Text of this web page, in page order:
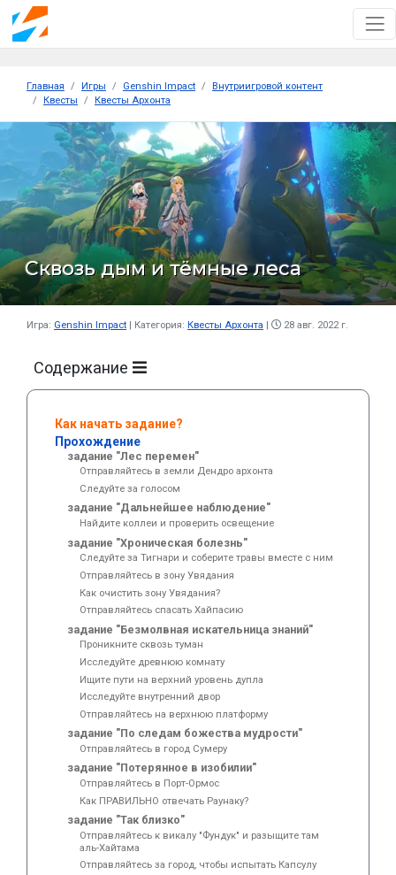
Главная Игры Genshin Impact
Внутриигровой контент
Квесты
Квесты Архонта
Сквозь дым и тёмные леса
Игра: Genshin Impact Категория: Квесты Архонта 28 авг. 2022 г.
Содержание
Как начать задание?
Прохождение
задание "Лес перемен"
Отправляйтесь в земли Дендро архонта
Следуйте за голосом
задание "Дальнейшее наблюдение"
Найдите коллеи и проверить освещение
задание "Хроническая болезнь"
Следуйте за Тигнари и соберите травы вместе с ним
Отправляйтесь в зону Увядания
Как очистить зону Увядания?
Отправляйтесь спасать Хайпасию
задание "Безмолвная искательница знаний"
Проникните сквозь туман
Исследуйте древнюю комнату
Ищите пути на верхний уровень дупла
Исследуйте внутренний двор
Отправляйтесь на верхнюю платформу
задание "По следам божества мудрости"
Отправляйтесь в город Сумеру
задание "Потерянное в изобилии"
Отправляйтесь в Порт-Ормос
Как ПРАВИЛЬНО отвечать Раунаку?
задание "Так близко"
Отправляйтесь к викалу "Фундук" и разыщите там
аль-Хайтама
Отправляйтесь за город, чтобы испытать Капсулу